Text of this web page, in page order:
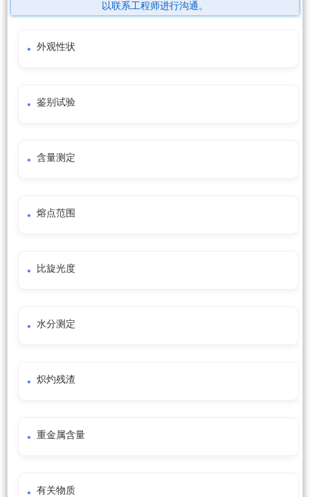
以联系工程师进行沟通。
外观性状
鉴别试验
含量测定
熔点范围
比旋光度
水分测定
炽灼残渣
重金属含量
有关物质